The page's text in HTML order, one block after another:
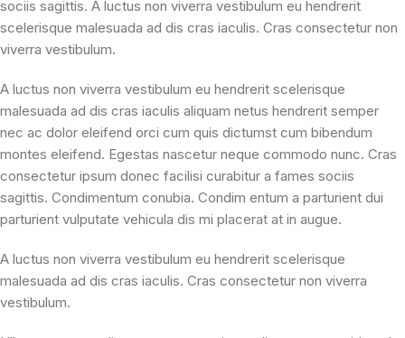
sociis sagittis. A luctus non viverra vestibulum eu hendrerit
scelerisque malesuada ad dis cras iaculis. Cras consectetur non
viverra vestibulum.
A luctus non viverra vestibulum eu hendrerit scelerisque
malesuada ad dis cras iaculis aliquam netus hendrerit semper
nec ac dolor eleifend orci cum quis dictumst cum bibendum
montes eleifend. Egestas nascetur neque commodo nunc. Cras
consectetur ipsum donec facilisi curabitur a fames sociis
sagittis. Condimentum conubia. Condim entum a parturient dui
parturient vulputate vehicula dis mi placerat at in augue.
A luctus non viverra vestibulum eu hendrerit scelerisque
malesuada ad dis cras iaculis. Cras consectetur non viverra
vestibulum.